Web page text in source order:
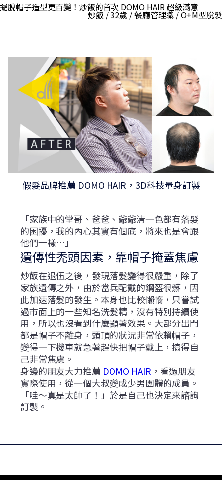
擺脫帽子造型更百變！炒飯的首次 DOMO HAIR 超級滿意
炒飯 / 32歲 / 餐廳管理職 / O+M型脫髮
假髮品牌推薦 DOMO HAIR，3D科技量身訂製
「家族中的堂哥、爸爸、爺爺清一色都有落髮
的困擾，我的內心其實有個底，將來也是會跟
他們一樣…」
遺傳性禿頭因素，靠帽子掩蓋焦慮
炒飯在退伍之後，發現落髮變得很嚴重，除了
家族遺傳之外，由於當兵配戴的鋼盔很髒，因
此加速落髮的發生。本身也比較懶惰，只嘗試
過市面上的一些知名洗髮精，沒有特別持續使
用，所以也沒看到什麼顯著效果。大部分出門
都是帽子不離身，頭頂的狀況非常依賴帽子，
變得一下機車就急著趕快把帽子戴上，搞得自
己非常焦慮。
身邊的朋友大力推薦 DOMO HAIR ，看過朋友
實際使用，從一個大叔變成少男團體的成員。
「哇～真是太帥了！」於是自己也決定來諮詢
訂製。